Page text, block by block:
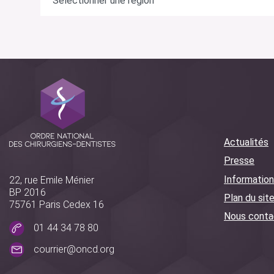
22, rue Emile Ménier
BP 2016
75761 Paris Cedex 16
01 44 34 78 80
courrier@oncd.org
Actualités
Presse
Plan du site
Nous